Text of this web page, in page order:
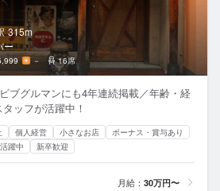
設定
ーム
315m
ー
－ 16席
ブグルマンにも4年連続掲載／年齢・経
ッフが活躍中！
個人経営 小さなお店
ボーナス・賞与あり
躍中 新卒歓迎
月給： 30万円〜